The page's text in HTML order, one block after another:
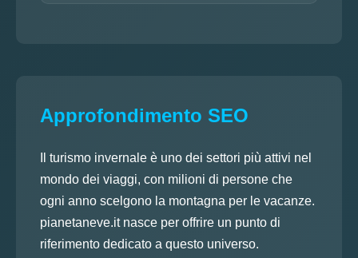
Approfondimento SEO
Il turismo invernale è uno dei settori più attivi nel
mondo dei viaggi, con milioni di persone che
ogni anno scelgono la montagna per le vacanze.
pianetaneve.it nasce per offrire un punto di
riferimento dedicato a questo universo.